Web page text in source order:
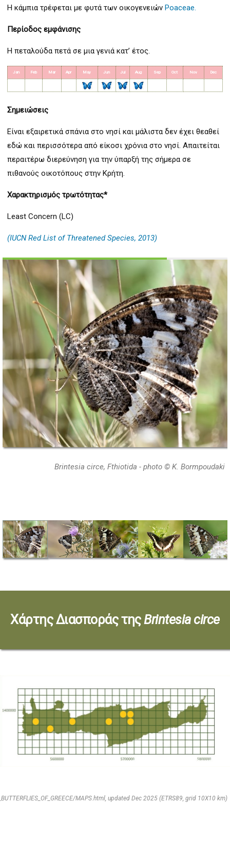
Η κάμπια τρέφεται με φυτά των οικογενειών Poaceae.
Περίοδος εμφάνισης
Η πεταλούδα πετά σε μια γενιά κατ’ έτος.
Jan Feb Mar Apr May Jun Jul Aug Sep Oct Nov Dec
Σημειώσεις
Είναι εξαιρετικά σπάνια στο νησί και μάλιστα δεν έχει θεαθεί
εδώ και περισσότερα από είκοσι χρόνια στο νησί. Απαιτείται
περαιτέρω διερεύνηση για την ύπαρξή της σήμερα σε
πιθανούς οικοτόπους στην Κρήτη.
Χαρακτηρισμός τρωτότητας*
Least Concern (LC)
(IUCN Red List of Threatened Species, 2013)
Brintesia circe, Fthiotida - photo © K. Bormpoudaki
Χάρτης Διασποράς τηςBrintesia circe
*based on http://www.pamperis.gr/THE_BUTTERFLIES_OF_GREECE/MAPS.html, updated Dec 2025 (ETRS89, grid 10X10 km)
MAPS.html, updated Dec 2025 (ETRS89, grid 10X10 km)